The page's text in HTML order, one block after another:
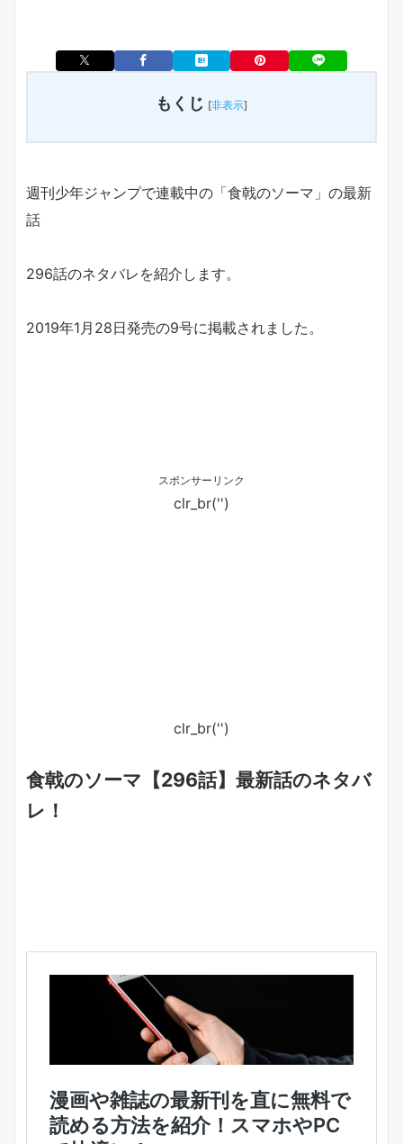
もくじ [非表示]
週刊少年ジャンプで連載中の「食戟のソーマ」の最新
話
296話のネタバレを紹介します。
2019年1月28日発売の9号に掲載されました。
スポンサーリンク
clr_br('')
clr_br('')
食戟のソーマ【296話】最新話のネタバ
レ！